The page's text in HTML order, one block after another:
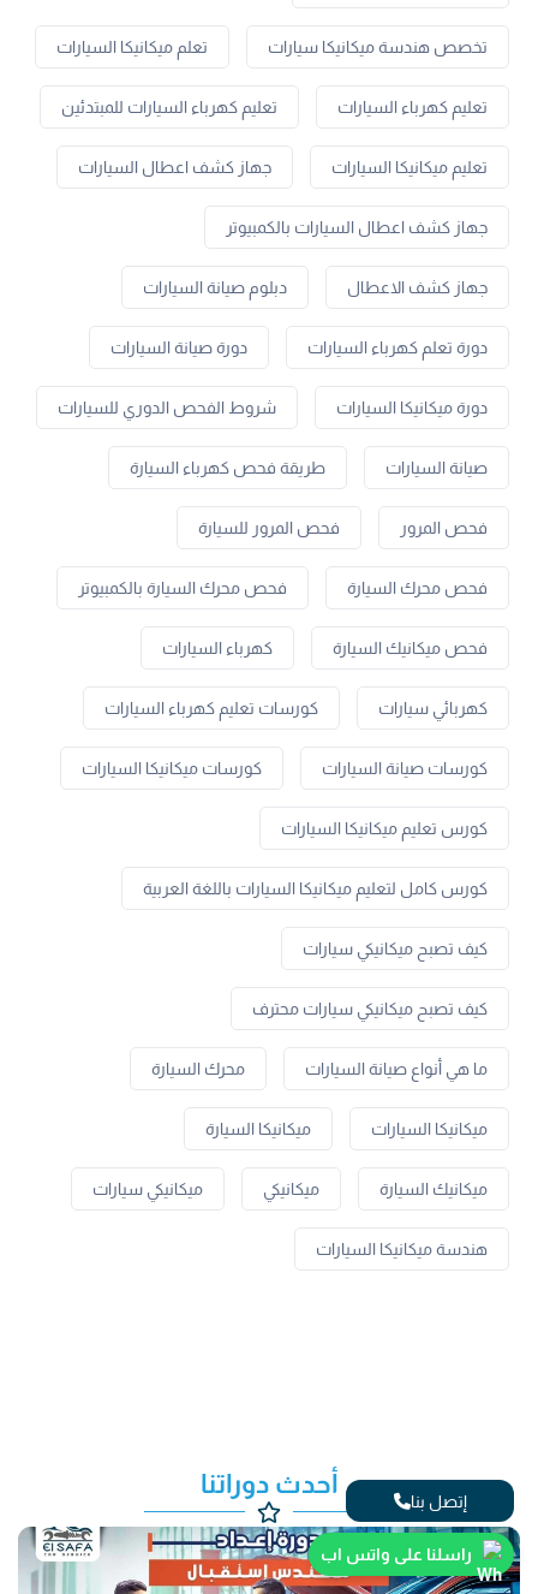
تخصص هندسة ميكانيكا سيارات تعلم ميكانيكا السيارات
تعليم كهرباء السيارات تعليم كهرباء السيارات للمبتدئين
تعليم ميكانيكا السيارات جهاز كشف اعطال السيارات
جهاز كشف اعطال السيارات بالكمبيوتر
جهاز كشف الاعطال دبلوم صيانة السيارات
دورة تعلم كهرباء السيارات دورة صيانة السيارات
دورة ميكانيكا السيارات شروط الفحص الدوري للسيارات
صيانة السيارات طريقة فحص كهرباء السيارة
فحص المرور فحص المرور للسيارة
فحص محرك السيارة فحص محرك السيارة بالكمبيوتر
فحص ميكانيك السيارة كهرباء السيارات
كهربائي سيارات كورسات تعليم كهرباء السيارات
كورسات صيانة السيارات كورسات ميكانيكا السيارات
كورس تعليم ميكانيكا السيارات
كورس كامل لتعليم ميكانيكا السيارات باللغة العربية
كيف تصبح ميكانيكي سيارات
كيف تصبح ميكانيكي سيارات محترف
ما هي أنواع صيانة السيارات محرك السيارة
ميكانيكا السيارات ميكانيكا السيارة
ميكانيك السيارة ميكانيكي ميكانيكي سيارات
هندسة ميكانيكا السيارات
أحدث دوراتنا
إتصل بنا
راسلنا على واتس اب